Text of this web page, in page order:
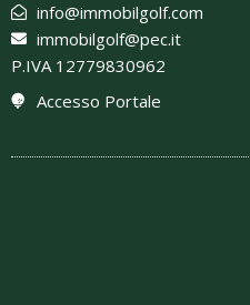
info@immobilgolf.com
immobilgolf@pec.it
P.IVA 12779830962
Accesso Portale